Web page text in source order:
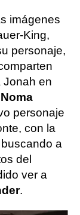
imágenes
King,
personaje,
Jonah en
Noma
personaje
con la
a
del
ver a
.